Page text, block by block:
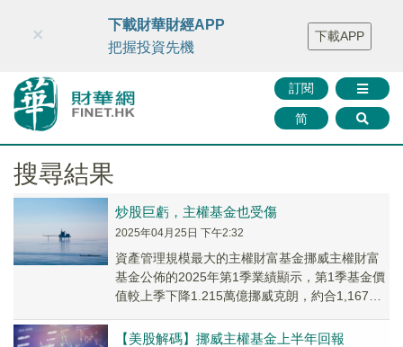
財華智庫網 FINTV FINMETA 財華證券 媒體矩陣
智庫沙龍
聯絡我們
訂閱
简
×
下載財華財經APP
把握投資先機
下載APP
搜尋結果
炒股巨虧，主權基金也受傷
2025年04月25日 下午2:32
資產管理規模最大的主權財富基金挪威主權財富
基金公佈的2025年第1季業績顯示，第1季基金價
值較上季下降1.215萬億挪威克朗，約合1,167億
【美股解碼】挪威主權基金上半年回報